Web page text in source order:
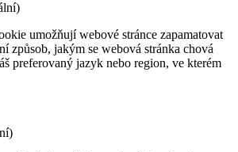
umožňují webové stránce zapamatovat
způsob, jakým se webová stránka chová
preferovaný jazyk nebo region, ve kterém